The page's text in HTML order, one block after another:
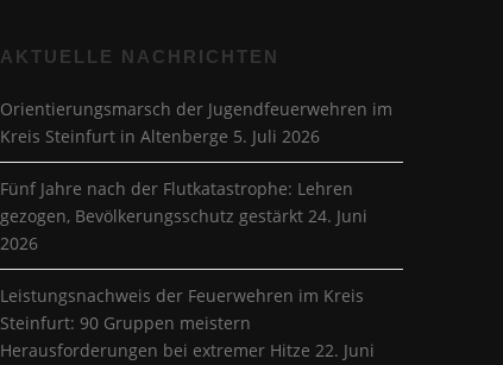
AKTUELLE NACHRICHTEN
Orientierungsmarsch der Jugendfeuerwehren im
Kreis Steinfurt in Altenberge 5. Juli 2026
Fünf Jahre nach der Flutkatastrophe: Lehren
gezogen, Bevölkerungsschutz gestärkt 24. Juni
2026
Leistungsnachweis der Feuerwehren im Kreis
Steinfurt: 90 Gruppen meistern
Herausforderungen bei extremer Hitze 22. Juni